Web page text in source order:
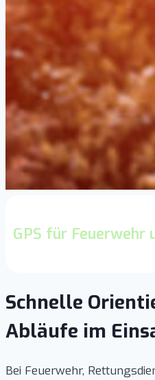
GPS für Feuerwehr
Schnelle
Abläufe im
Bei Feuerwehr,